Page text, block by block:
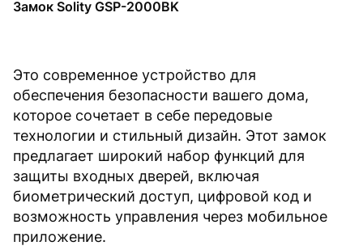
Замок Solity GSP-2000BK
Это современное устройство для
обеспечения безопасности вашего дома,
которое сочетает в себе передовые
технологии и стильный дизайн. Этот замок
предлагает широкий набор функций для
защиты входных дверей, включая
биометрический доступ, цифровой код и
возможность управления через мобильное
приложение.